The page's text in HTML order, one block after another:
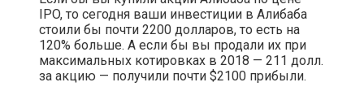
IPO, то сегодня ваши инвестиции в Алибаба
стоили бы почти 2200 долларов, то есть на
120% больше. А если бы вы продали их при
максимальных котировках в 2018 — 211 долл.
за акцию — получили почти $2100 прибыли.